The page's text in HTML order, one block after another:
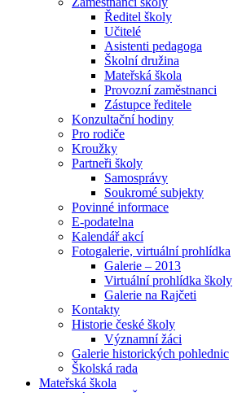
Ředitel školy
Učitelé
Asistenti pedagoga
Školní družina
Mateřská škola
Provozní zaměstnanci
Zástupce ředitele
Konzultační hodiny
Pro rodiče
Kroužky
Partneři školy
Samosprávy
Soukromé subjekty
Povinné informace
E-podatelna
Kalendář akcí
Fotogalerie, virtuální prohlídka
Galerie – 2013
Virtuální prohlídka školy
Galerie na Rajčeti
Kontakty
Historie české školy
Významní žáci
Galerie historických pohlednic
Školská rada
Mateřská škola